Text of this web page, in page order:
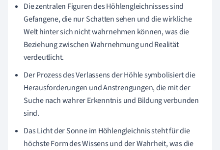
Die zentralen Figuren des Höhlengleichnisses sind
Gefangene, die nur Schatten sehen und die wirkliche
Welt hinter sich nicht wahrnehmen können, was die
Beziehung zwischen Wahrnehmung und Realität
verdeutlicht.
Der Prozess des Verlassens der Höhle symbolisiert die
Herausforderungen und Anstrengungen, die mit der
Suche nach wahrer Erkenntnis und Bildung verbunden
sind.
Das Licht der Sonne im Höhlengleichnis steht für die
höchste Form des Wissens und der Wahrheit, was die